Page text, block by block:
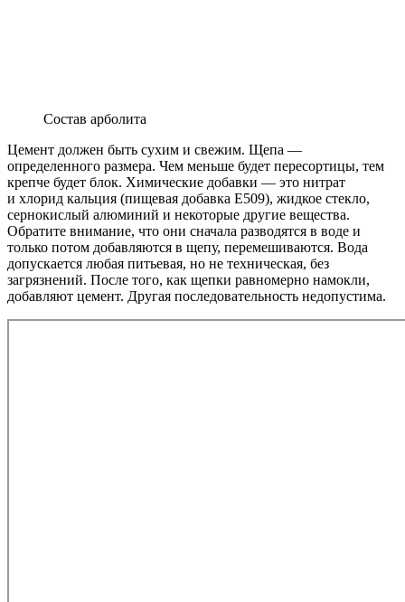
Состав арболита
Цемент должен быть сухим и свежим. Щепа —
определенного размера. Чем меньше будет пересортицы, тем
крепче будет блок. Химические добавки — это нитрат
и хлорид кальция (пищевая добавка E509), жидкое стекло,
сернокислый алюминий и некоторые другие вещества.
Обратите внимание, что они сначала разводятся в воде и
только потом добавляются в щепу, перемешиваются. Вода
допускается любая питьевая, но не техническая, без
загрязнений. После того, как щепки равномерно намокли,
добавляют цемент. Другая последовательность недопустима.